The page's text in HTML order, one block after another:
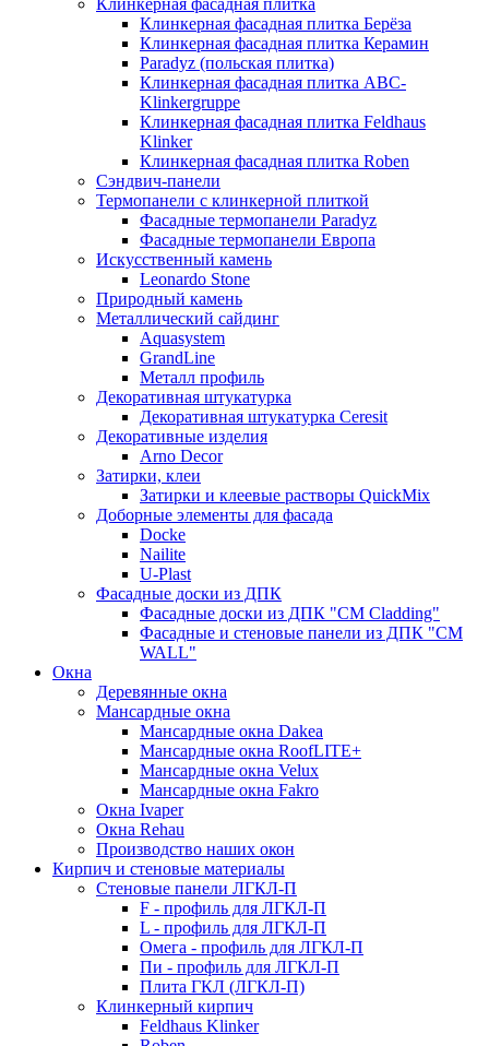
Клинкерная фасадная плитка
Клинкерная фасадная плитка Берёза
Клинкерная фасадная плитка Керамин
Paradyz (польская плитка)
Клинкерная фасадная плитка ABC-
Klinkergruppe
Клинкерная фасадная плитка Feldhaus
Klinker
Клинкерная фасадная плитка Roben
Сэндвич-панели
Термопанели с клинкерной плиткой
Фасадные термопанели Paradyz
Фасадные термопанели Европа
Искусственный камень
Leonardo Stone
Природный камень
Металлический сайдинг
Aquasystem
GrandLine
Металл профиль
Декоративная штукатурка
Декоративная штукатурка Ceresit
Декоративные изделия
Arno Decor
Затирки, клеи
Затирки и клеевые растворы QuickMix
Доборные элементы для фасада
Docke
Nailite
U-Plast
Фасадные доски из ДПК
Фасадные доски из ДПК "CM Cladding"
Фасадные и стеновые панели из ДПК "CM
WALL"
Окна
Деревянные окна
Мансардные окна
Мансардные окна Dakea
Мансардные окна RoofLITE+
Мансардные окна Velux
Мансардные окна Fakro
Окна Ivaper
Окна Rehau
Производство наших окон
Кирпич и стеновые материалы
Стеновые панели ЛГКЛ-П
F - профиль для ЛГКЛ-П
L - профиль для ЛГКЛ-П
Омега - профиль для ЛГКЛ-П
Пи - профиль для ЛГКЛ-П
Плита ГКЛ (ЛГКЛ-П)
Клинкерный кирпич
Feldhaus Klinker